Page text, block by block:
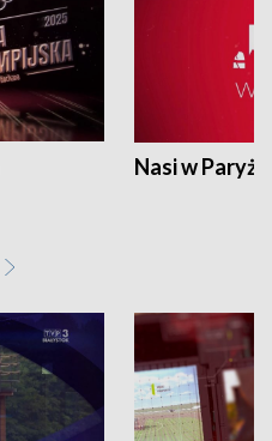
Nasi w Paryżu